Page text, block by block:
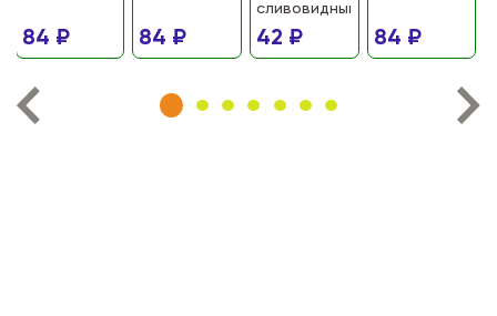
84 ₽ 84 ₽
сливовидный)
42 ₽ 84 ₽